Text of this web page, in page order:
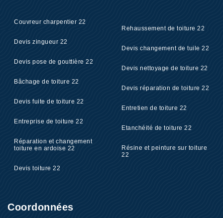
Couvreur charpentier 22
Devis zingueur 22
Devis pose de gouttière 22
Bâchage de toiture 22
Devis fuite de toiture 22
Entreprise de toiture 22
Réparation et changement
toiture en ardoise 22
Devis toiture 22
Rehaussement de toiture 22
Devis changement de tuile 22
Devis nettoyage de toiture 22
Devis réparation de toiture 22
Entretien de toiture 22
Etanchéité de toiture 22
Résine et peinture sur toiture
22
Coordonnées